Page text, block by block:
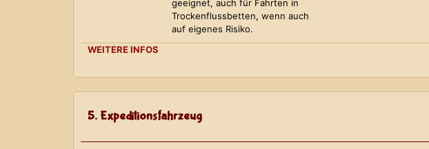
geeignet, auch für Fahrten in
Trockenflussbetten, wenn auch
auf eigenes Risiko.
WEITERE INFOS
5. Expeditionsfahrzeug